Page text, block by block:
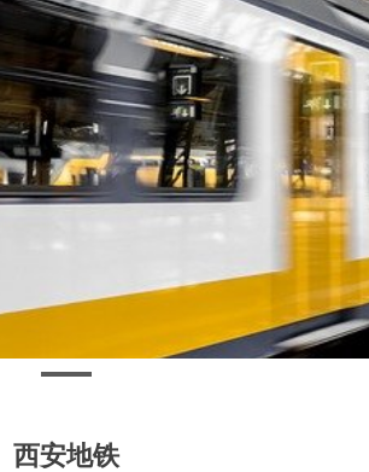
西安地铁